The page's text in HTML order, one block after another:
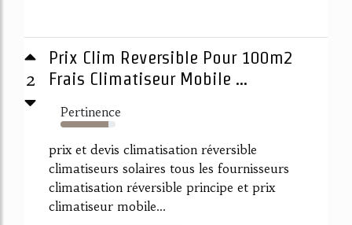
2
Prix Clim Reversible Pour 100m2
Frais Climatiseur Mobile ...
Pertinence
87%
prix et devis climatisation réversible
climatiseurs solaires tous les fournisseurs
climatisation réversible principe et prix
climatiseur mobile...